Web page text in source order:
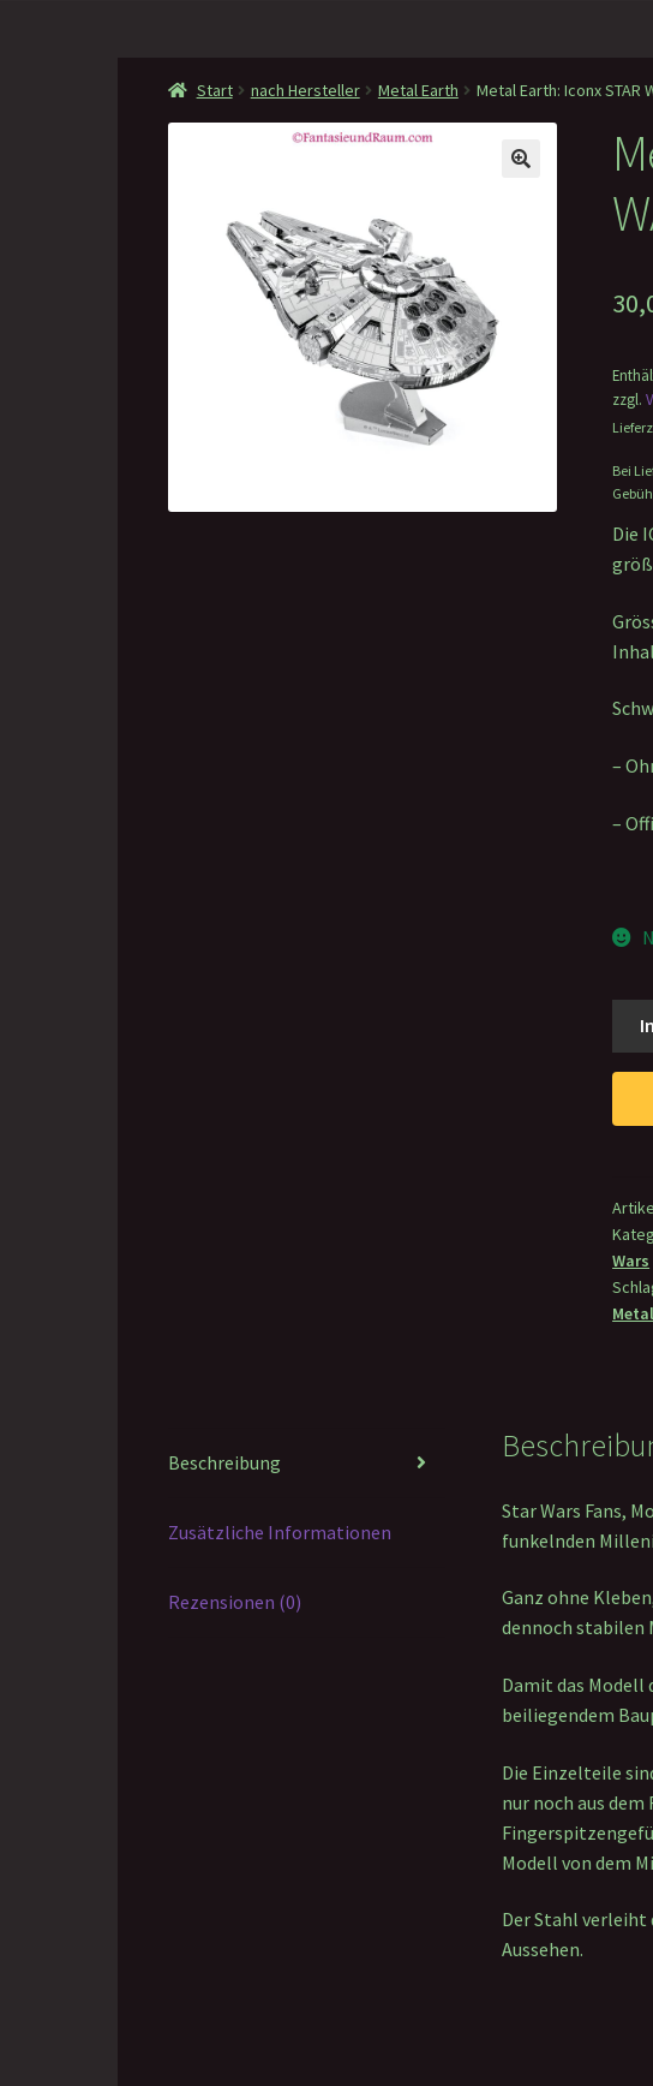
Start nach Hersteller Metal Earth Metal Earth: Iconx STAR
zzgl.
Bei
Die
–
–
Wars
Beschreibung
Zusätzliche Informationen
Rezensionen (0)
Star Wars Fans,
funkelnden
Ganz ohne
dennoch stabilen
Damit das Modell
beiliegendem
Die Einzelteile
nur noch aus dem
Modell von dem
Der Stahl verleiht
Aussehen.